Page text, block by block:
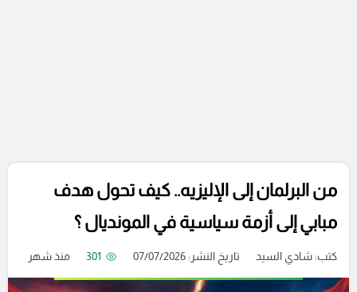
من البرلمان إلى الإليزيه.. كيف تحول هدف
مبابي إلى أزمة سياسية في المونديال ؟
كتب:شادي السيد تاريخ النشر: 07/07/2026 301 منذ شهر